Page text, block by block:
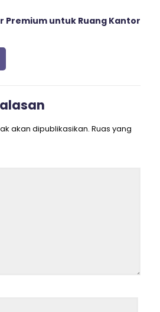
Premium untuk Ruang Kantor
akan dipublikasikan. Ruas yang